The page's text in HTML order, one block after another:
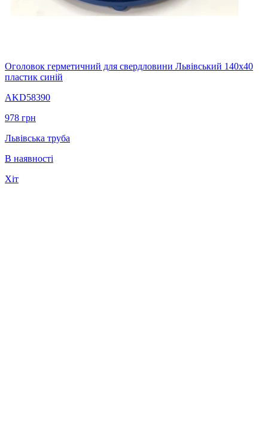
Оголовок герметичний для свердловини Львівський 140х40
пластик синій
AKD58390
978 грн
Львівська труба
В наявності
Хіт